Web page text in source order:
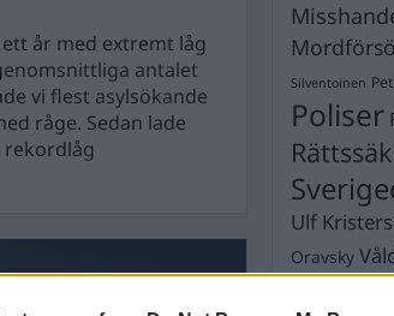
år med extremt låg
antalet
vi flest asylsökande
råge. Sedan lade
rekordlåg
Silventoinen
Poliser
Ulf
Oravsky